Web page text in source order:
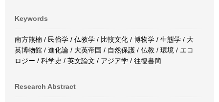
Keywords
南方熊楠 / 民俗学 / 仏教学 / 比較文化 / 博物学 / 生態学 / 大
英博物館 / 進化論 / 大英帝国 / 自然保護 / 仏教 / 環境 / エコ
ロジー / 科学史 / 英文論文 / アジア学 / 往復書簡
Research Abstract